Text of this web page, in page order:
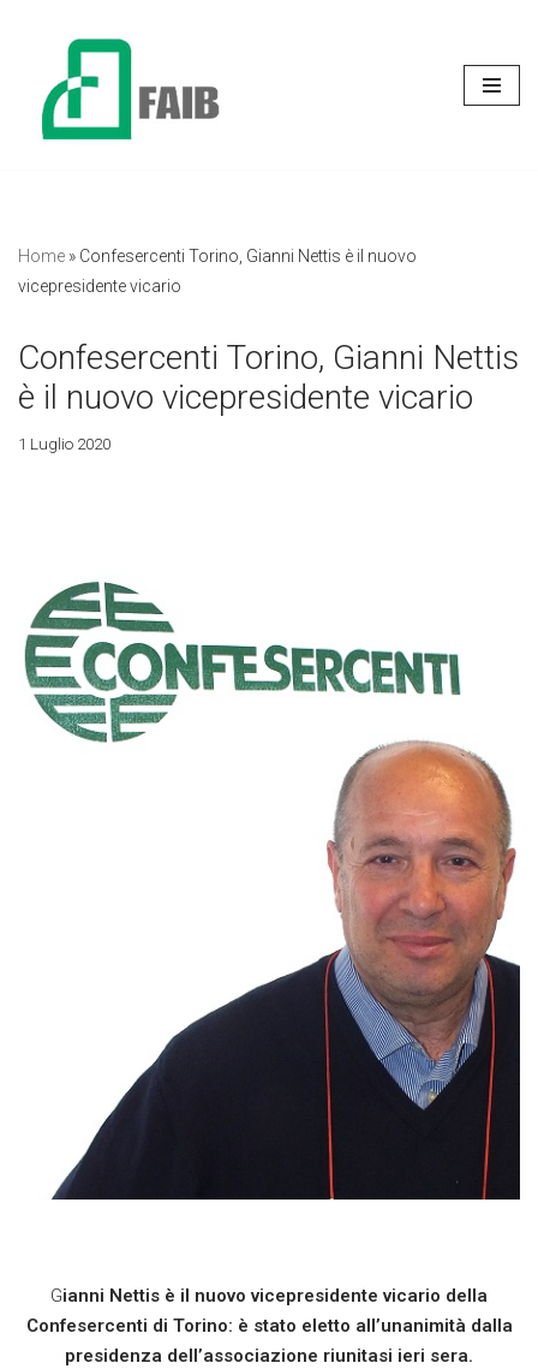
contenuto
Home » Confesercenti Torino, Gianni Nettis è il nuovo
vicepresidente vicario
Confesercenti Torino, Gianni Nettis
è il nuovo vicepresidente vicario
1 Luglio 2020
Gianni Nettis è il nuovo vicepresidente vicario della
Confesercenti di Torino: è stato eletto all’unanimità dalla
presidenza dell’associazione riunitasi ieri sera.